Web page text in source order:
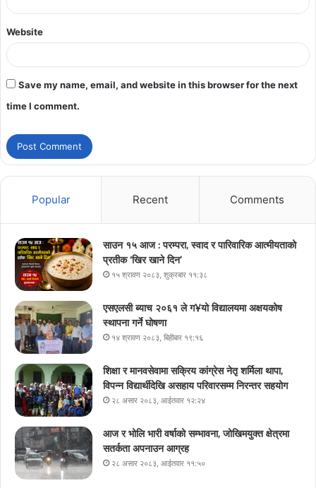
Website
Save my name, email, and website in this browser for the next
time I comment.
Popular Recent Comments
साउन १५ आज : परम्परा, स्वाद र पारिवारिक आत्मीयताको
प्रतीक ‘खिर खाने दिन’
१५ श्रावण २०८३, शुक्रबार ११:३८
एसएलसी ब्याच २०६१ ले ग¥यो विद्यालयमा अक्षयकोष
स्थापना गर्ने घोषणा
१४ श्रावण २०८३, बिहीबार १९:१६
शिक्षा र मानवसेवामा सक्रिय कांग्रेस नेतृ शर्मिला थापा,
विपन्न विद्यार्थीदेखि असहाय परिवारसम्म निरन्तर सहयोग
२८ असार २०८३, आईतवार १२:२४
आज र भोलि भारी वर्षाको सम्भावना, जोखिमयुक्त क्षेत्रमा
सतर्कता अपनाउन आग्रह
२८ असार २०८३, आईतवार ११:५०